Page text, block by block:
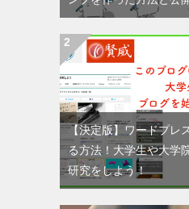
【決定版】ワードプレ
る方法！大学生や大学
研究をしよう！